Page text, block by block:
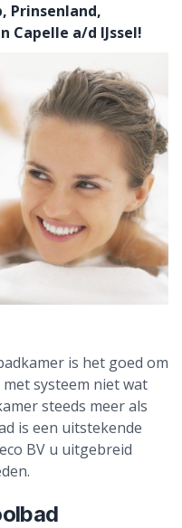
Prinsenland,
Capelle a/d IJssel!
is het goed om
systeem niet wat
steeds meer als
is een uitstekende
BV u uitgebreid